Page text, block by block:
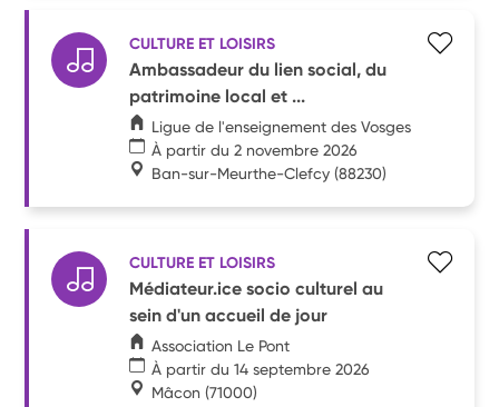
CULTURE ET LOISIRS
Ambassadeur du lien social, du
patrimoine local et ...
Ligue de l'enseignement des Vosges
À partir du 2 novembre 2026
Ban-sur-Meurthe-Clefcy (88230)
CULTURE ET LOISIRS
Médiateur.ice socio culturel au
sein d'un accueil de jour
Association Le Pont
À partir du 14 septembre 2026
Mâcon (71000)